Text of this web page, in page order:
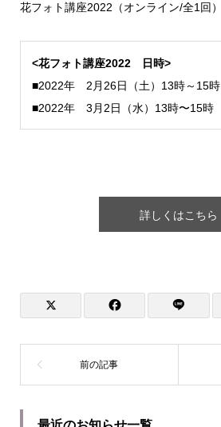
花フォト講座2022（オンライン/全1回）
<花フォト講座2022 日時>
■2022年 2月26日（土）13時～15時
■2022年 3月2日（水）13時〜15時
詳しくはこちら